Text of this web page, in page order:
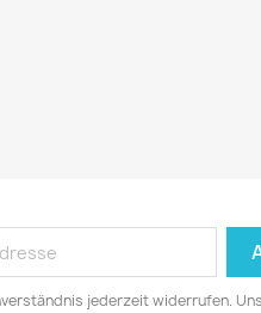
jederzeit widerrufen.